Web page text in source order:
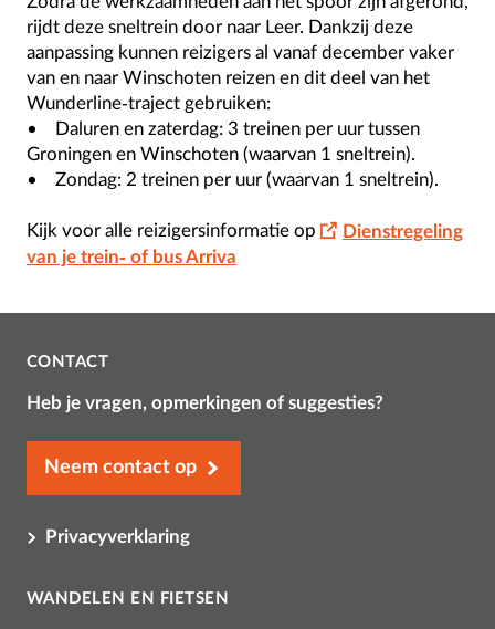
rijdt deze sneltrein door naar Leer. Dankzij deze
aanpassing kunnen reizigers al vanaf december vaker
van en naar Winschoten reizen en dit deel van het
Wunderline-traject gebruiken:
• Daluren en zaterdag: 3 treinen per uur tussen
Groningen en Winschoten (waarvan 1 sneltrein).
• Zondag: 2 treinen per uur (waarvan 1 sneltrein).
Kijk voor alle reizigersinformatie op
Dienstregeling
van je trein- of bus Arriva
CONTACT
Heb je vragen, opmerkingen of suggesties?
Neem contact op
Privacyverklaring
WANDELEN EN FIETSEN